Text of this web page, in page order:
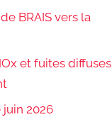
BRAIS vers la
et fuites diffuses
juin 2026